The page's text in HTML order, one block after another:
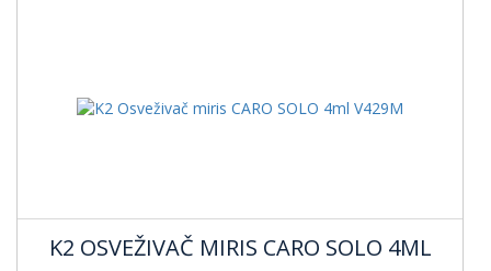
K2 OSVEŽIVAČ MIRIS CARO SOLO 4ML